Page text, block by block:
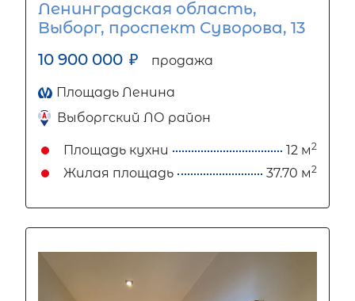
Ленинградская область,
Выборг, проспект Суворова, 13
10 900 000 ₽ продажа
Площадь Ленина
Выборгский ЛО район
Площадь кухни 12 м2
Жилая площадь 37.70 м2